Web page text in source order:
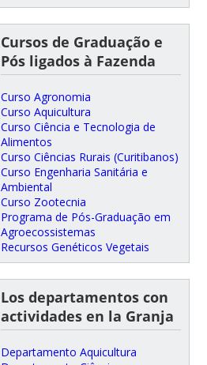
Cursos de Graduação e
Pós ligados à Fazenda
Curso Agronomia
Curso Aquicultura
Curso Ciência e Tecnologia de
Alimentos
Curso Ciências Rurais (Curitibanos)
Curso Engenharia Sanitária e
Ambiental
Curso Zootecnia
Programa de Pós-Graduação em
Agroecossistemas
Recursos Genéticos Vegetais
Los departamentos con
actividades en la Granja
Departamento Aquicultura